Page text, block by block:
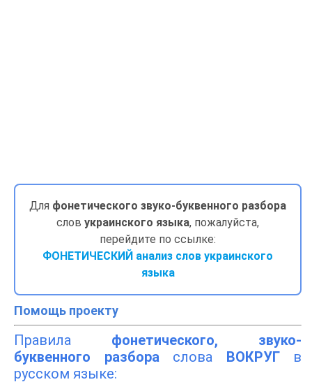
Для фонетического звуко-буквенного разбора
слов украинского языка, пожалуйста,
перейдите по ссылке:
ФОНЕТИЧЕСКИЙ анализ слов украинского
языка
Помощь проекту
Правила фонетического, звуко-
буквенного разбораслова ВОКРУГв
русском языке: